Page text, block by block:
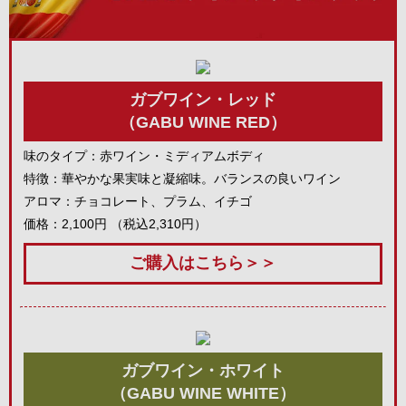
ガブワイン・レッド
（GABU WINE RED）
味のタイプ：赤ワイン・ミディアムボディ
特徴：華やかな果実味と凝縮味。バランスの良いワイン
アロマ：チョコレート、プラム、イチゴ
価格：2,100円 （税込2,310円）
ご購入はこちら＞＞
ガブワイン・ホワイト
（GABU WINE WHITE）